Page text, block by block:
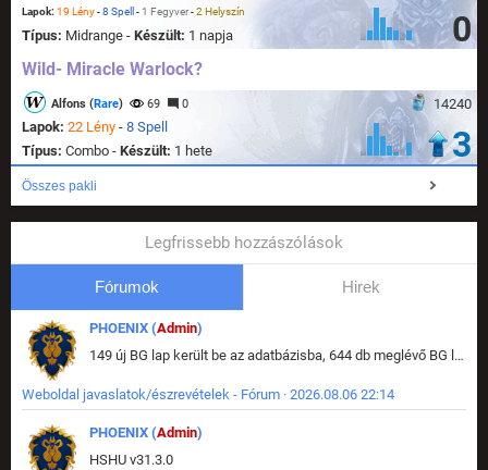
Lapok: 19 Lény-8 Spell - 1 Fegyver-2 Helyszín
Típus: Midrange - Készült: 1 napja 0
Wild- Miracle Warlock?
14240
Alfons (Rare) 69 0
Lapok: 22 Lény - 8 Spell
Típus: Combo - Készült: 1 hete 3
Összes pakli
Legfrissebb hozzászólások
Fórumok Hirek
PHOENIX (Admin)
149 új BG lap került be az adatbázisba, 644 db meglévő BG lap módosult, bekerültek az új képek a megváltozott lapokhoz is.
Weboldal javaslatok/észrevételek - Fórum · 2026.08.06 22:14
PHOENIX (Admin)
HSHU v31.3.0